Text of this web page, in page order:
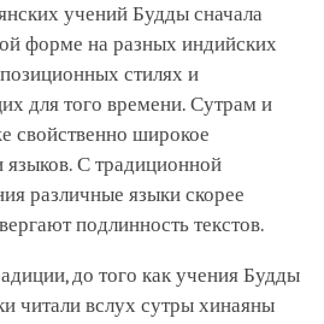
учений Будды сначала
форме на разных индийских
стилях и
для того времени. Сутрам и
свойственно широкое
языков. С традиционной
различные языки скорее
подлинность текстов.
до того как учения Будды
читали вслух сутры хинаяны